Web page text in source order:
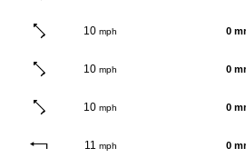
10 mph 0
10 mph 0
10 mph 0
11 mph 0